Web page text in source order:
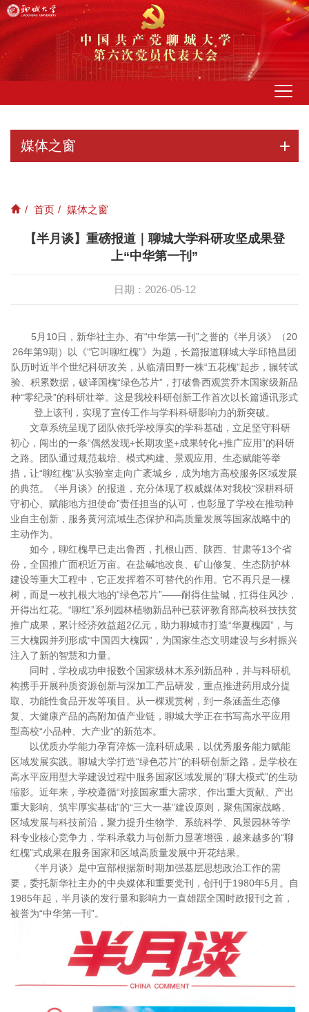
媒体之窗
/ 首页 / 媒体之窗
【半月谈】重磅报道｜聊城大学科研攻坚成果登
上“中华第一刊”
日期：2026-05-12
5月10日，新华社主办、有“中华第一刊”之誉的《半月谈》（20
26年第9期）以《“它叫聊红槐”》为题，长篇报道聊城大学邱艳昌团
队历时近半个世纪科研攻关，从临清田野一株“五花槐”起步，辗转试
验、积累数据，破译国槐“绿色芯片”，打破鲁西观赏乔木国家级新品
种“零纪录”的科研壮举。这是我校科研创新工作首次以长篇通讯形式
登上该刊，实现了宣传工作与学科科研影响力的新突破。
文章系统呈现了团队依托学校厚实的学科基础，立足坚守科研
初心，闯出的一条“偶然发现+长期攻坚+成果转化+推广应用”的科研
之路。团队通过规范栽培、模式构建、景观应用、生态赋能等举
措，让“聊红槐”从实验室走向广袤城乡，成为地方高校服务区域发展
的典范。《半月谈》的报道，充分体现了权威媒体对我校“深耕科研
守初心、赋能地方担使命”责任担当的认可，也彰显了学校在推动种
业自主创新，服务黄河流域生态保护和高质量发展等国家战略中的
主动作为。
如今，聊红槐早已走出鲁西，扎根山西、陕西、甘肃等13个省
份，全国推广面积近万亩。在盐碱地改良、矿山修复、生态防护林
建设等重大工程中，它正发挥着不可替代的作用。它不再只是一棵
树，而是一枚扎根大地的“绿色芯片”——耐得住盐碱，扛得住风沙，
开得出红花。“聊红”系列园林植物新品种已获评教育部高校科技扶贫
推广成果，累计经济效益超2亿元，助力聊城市打造“华夏槐园”，与
三大槐园并列形成“中国四大槐园”，为国家生态文明建设与乡村振兴
注入了新的智慧和力量。
同时，学校成功申报数个国家级林木系列新品种，并与科研机
构携手开展种质资源创新与深加工产品研发，重点推进药用成分提
取、功能性食品开发等项目。从一棵观赏树，到一条涵盖生态修
复、大健康产品的高附加值产业链，聊城大学正在书写高水平应用
型高校“小品种、大产业”的新范本。
以优质办学能力孕育淬炼一流科研成果，以优秀服务能力赋能
区域发展实践。聊城大学打造“绿色芯片”的科研创新之路，是学校在
高水平应用型大学建设过程中服务国家区域发展的“聊大模式”的生动
缩影。近年来，学校遵循“对接国家重大需求、作出重大贡献、产出
重大影响、筑牢厚实基础”的“三大一基”建设原则，聚焦国家战略、
区域发展与科技前沿，聚力提升生物学、系统科学、风景园林等学
科专业核心竞争力，学科承载力与创新力显著增强，越来越多的“聊
红槐”式成果在服务国家和区域高质量发展中开花结果。
《半月谈》是中宣部根据新时期加强基层思想政治工作的需
要，委托新华社主办的中央媒体和重要党刊，创刊于1980年5月。自
1985年起，半月谈的发行量和影响力一直雄踞全国时政报刊之首，
被誉为“中华第一刊”。